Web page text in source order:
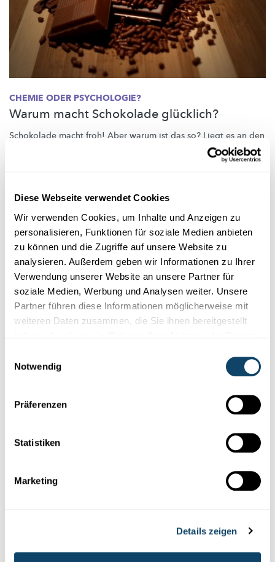
Diese Webseite verwendet Cookies
Wir verwenden Cookies, um Inhalte und Anzeigen zu
personalisieren, Funktionen für soziale Medien anbieten
zu können und die Zugriffe auf unsere Website zu
analysieren. Außerdem geben wir Informationen zu Ihrer
Verwendung unserer Website an unsere Partner für
soziale Medien, Werbung und Analysen weiter. Unsere
Partner führen diese Informationen möglicherweise mit
weiteren Daten zusammen, die Sie ihnen bereitgestellt
Notwendig
Präferenzen
Statistiken
Marketing
Details zeigen
CHEMIE ODER PSYCHOLOGIE?
Warum macht Schokolade glücklich?
Schokolade macht froh! Aber warum ist das so? Liegt es an den
psychologisches
Was ist ein Hurrikan und wie ensteht er?
entsteht eigentlich ein Hurrikan? Und weshalb hat jeder
Hurrikan einen eigenen Vornamen?